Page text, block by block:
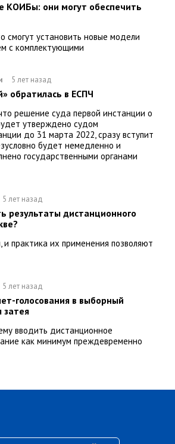
КОИБы: они могут обеспечить
смогут установить новые модели
с комплектующими
5 лет назад
обратилась в ЕСПЧ
решение суда первой инстанции о
утверждено судом
до 31 марта 2022, сразу вступит
будет немедленно и
государственными органами
5 лет назад
результаты дистанционного
и практика их применения позволяют
5 лет назад
голосования в выборный
затея
вводить дистанционное
как минимум преждевременно